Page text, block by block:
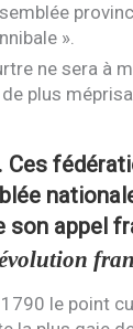
».
ne sera à
plus
Ces
son appel
le point